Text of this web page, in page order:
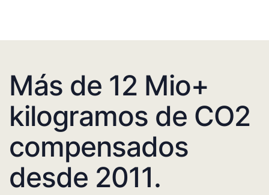
Más de 12 Mio+
kilogramos de CO2
compensados
desde 2011.